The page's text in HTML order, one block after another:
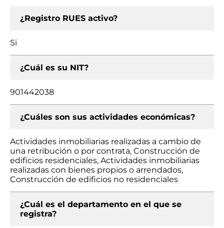
¿Registro RUES activo?
Si
¿Cuál es su NIT?
901442038
¿Cuáles son sus actividades económicas?
Actividades inmobiliarias realizadas a cambio de
una retribución o por contrata, Construcción de
edificios residenciales, Actividades inmobiliarias
realizadas con bienes propios o arrendados,
Construcción de edificios no residenciales
¿Cuál es el departamento en el que se
registra?